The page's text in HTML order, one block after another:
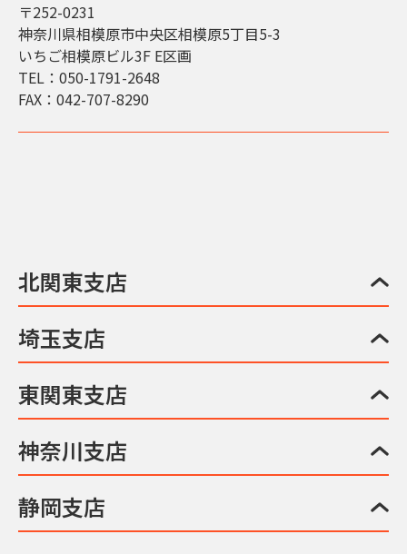
〒252-0231
神奈川県相模原市中央区相模原5丁目5-3
いちご相模原ビル3F E区画
TEL：050-1791-2648
FAX：042-707-8290
北関東支店
埼玉支店
東関東支店
神奈川支店
静岡支店